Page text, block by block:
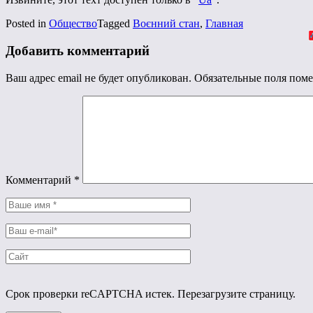
Posted in ОбществоTagged Воєнний стан, Главная
Добавить комментарий
Ваш адрес email не будет опубликован. Обязательные поля
Комментарий *
Срок проверки reCAPTCHA истек. Перезагрузите страницу.